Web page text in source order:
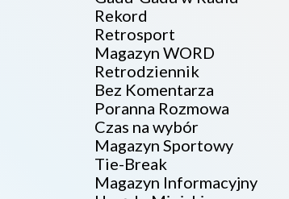
Rekord
Retrosport
Magazyn WORD
Retrodziennik
Bez Komentarza
Poranna Rozmowa
Czas na wybór
Magazyn Sportowy
Tie-Break
Magazyn Informacyjny